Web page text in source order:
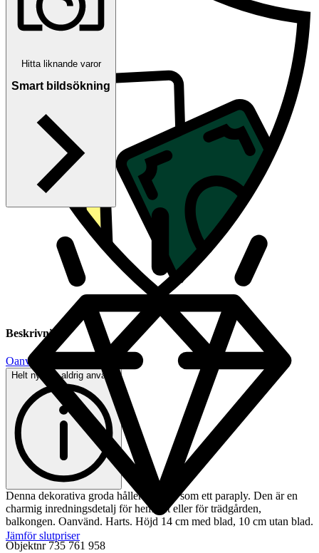
Beskrivning
Oanvänt
Helt ny och aldrig använd
Denna dekorativa groda håller ett blad som ett paraply. Den är en
charmig inredningsdetalj för hemmet eller för trädgården,
balkongen. Oanvänd. Harts. Höjd 14 cm med blad, 10 cm utan blad.
Objektnr 735 761 958
Hitta liknande varor
Smart bildsökning
Jämför slutpriser